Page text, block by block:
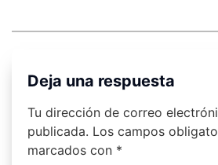
Deja una respuesta
Tu dirección de correo
publicada. Los campos
marcados con *